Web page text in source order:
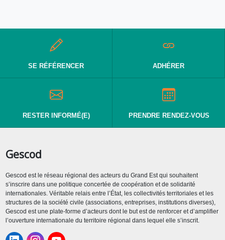
SE RÉFÉRENCER ADHÉRER
RESTER INFORMÉ(E) PRENDRE RENDEZ-VOUS
Gescod
Gescod est le réseau régional des acteurs du Grand Est qui souhaitent
s’inscrire dans une politique concertée de coopération et de solidarité
internationales. Véritable relais entre l’État, les collectivités territoriales et les
structures de la société civile (associations, entreprises, institutions diverses),
Gescod est une plate-forme d’acteurs dont le but est de renforcer et d’amplifier
l’ouverture internationale du territoire régional dans lequel elle s’inscrit.